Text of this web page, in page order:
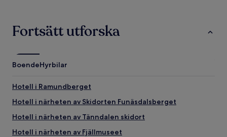
Fortsätt utforska
BoendeHyrbilar
Hotell i Ramundberget
Hotell i närheten av Skidorten Funäsdalsberget
Hotell i närheten av Tänndalen skidort
Hotell i närheten av Fjällmuseet